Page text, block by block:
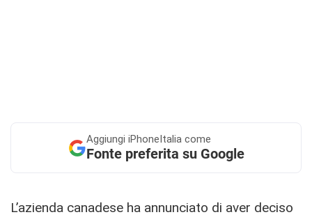
Aggiungi iPhoneItalia come
Fonte preferita su Google
L’azienda canadese ha annunciato di aver deciso